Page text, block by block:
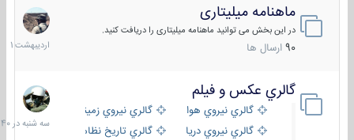
ماهنامه میلیتاری
در این بخش می توانید ماهنامه میلیتاری را دریافت کنید.
90 ارسال ها
30
1401
گالري عكس و فيلم
گالري نيروي هوايي
گالري نيروي زميني
گالري نيروي دريايي
گالري تاریخ نظامی
سه
شنبه
در